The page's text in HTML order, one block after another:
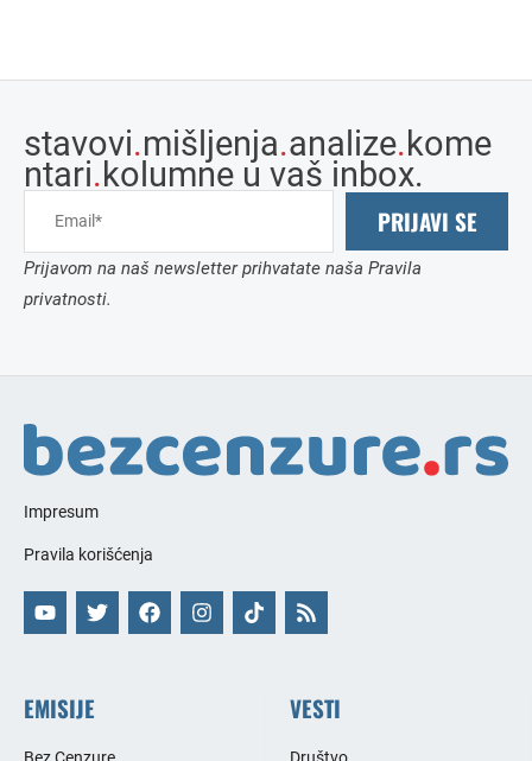
stavovi.mišljenja.analize.kome
ntari.kolumne u vaš inbox.
PRIJAVI SE
Prijavom na naš newsletter prihvatate naša Pravila
privatnosti.
Impresum
Pravila korišćenja
EMISIJE
Bez Cenzure
VESTI
Društvo